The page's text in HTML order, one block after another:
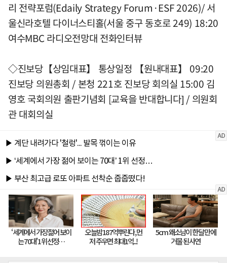
리 전략포럼(Edaily Strategy Forum·ESF 2026)/ 서
울신라호텔 다이너스티홀(서울 중구 동호로 249) 18:20
여수MBC 라디오전망대 전화인터뷰
◇진보당【상임대표】 통상일정 【원내대표】 09:20
진보당 의원총회 / 본청 221호 진보당 회의실 15:00 김
영호 국회의원 출판기념회 [교육을 반대합니다] / 의원회
관 대회의실